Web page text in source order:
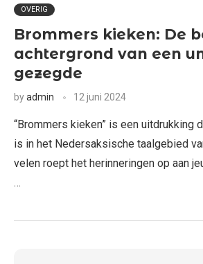
OVERIG
Brommers kieken: De
achtergrond van een
gezegde
byadmin 12 juni 2024
“Brommers kieken” is een uitdrukking
is in het Nedersaksische taalgebied
velen roept het herinneringen op aan
…